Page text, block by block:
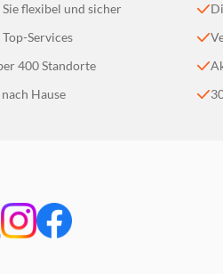
Headphones App, um Echtzeit-
gemacht
sprechen.
Junior Free bietet eine
geben dem Kopfhörer gleich
flexibel und sicher
Services
400 Standorte
Hause